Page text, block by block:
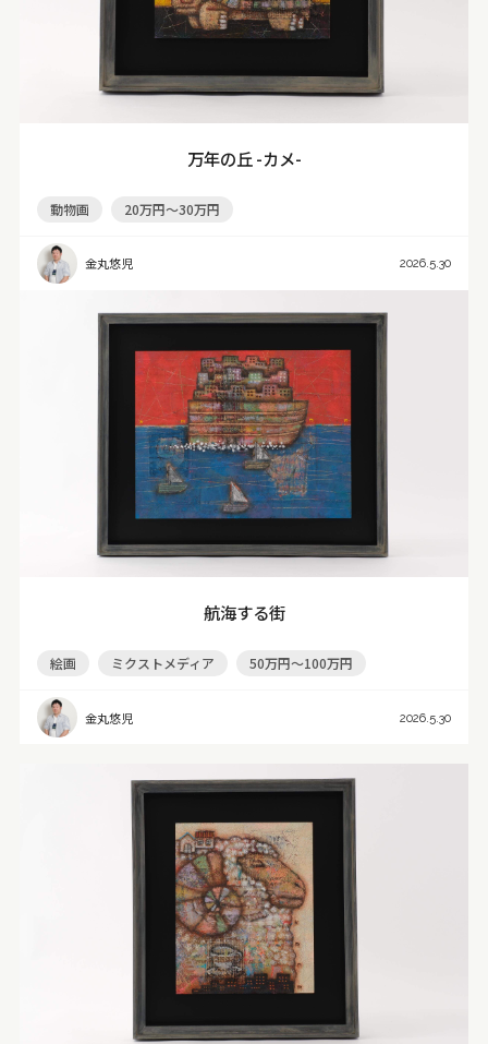
万年の丘 -カメ-
動物画 20万円～30万円
金丸悠児 2026.5.30
航海する街
絵画 ミクストメディア 50万円～100万円
金丸悠児 2026.5.30